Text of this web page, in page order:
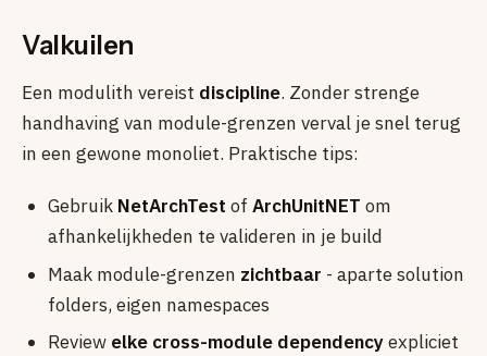
Valkuilen
Een modulith vereist discipline. Zonder strenge
handhaving van module-grenzen verval je snel terug
in een gewone monoliet. Praktische tips:
Gebruik NetArchTest of ArchUnitNET om
afhankelijkheden te valideren in je build
Maak module-grenzen zichtbaar - aparte solution
folders, eigen namespaces
Review elke cross-module dependencyexpliciet